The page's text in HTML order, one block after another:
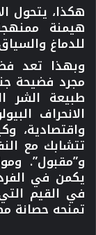
هكذا، يتحول
هيمنة
للدماغ
وبهذا تعد
مجرد فضيحة
طبيعة الشر
الانحراف
واقتصادية،
تتشابك مع
و”مقبول”.
يكمن في
في القيم
تمنحه حصانة